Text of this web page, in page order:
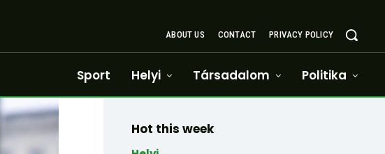
ABOUT US CONTACT PRIVACY POLICY
Sport Helyi Társadalom Politika
Hot this week